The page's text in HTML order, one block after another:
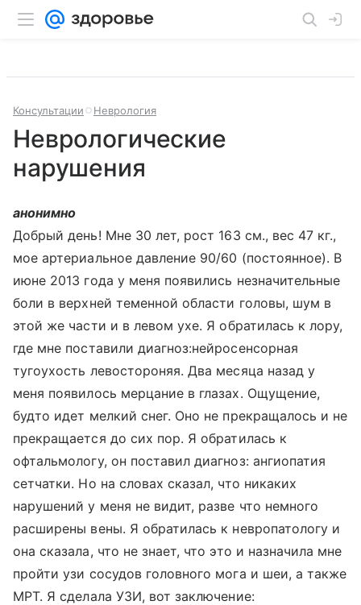
Консультации Неврология
Неврологические
нарушения
анонимно
Добрый день! Мне 30 лет, рост 163 см., вес 47 кг.,
мое артериальное давление 90/60 (постоянное). В
июне 2013 года у меня появились незначительные
боли в верхней теменной области головы, шум в
этой же части и в левом ухе. Я обратилась к лору,
где мне поставили диагноз:нейросенсорная
тугоухость левостороняя. Два месяца назад у
меня появилось мерцание в глазах. Ощущение,
будто идет мелкий снег. Оно не прекращалось и не
прекращается до сих пор. Я обратилась к
офтальмологу, он поставил диагноз: ангиопатия
сетчатки. Но на словах сказал, что никаких
нарушений у меня не видит, разве что немного
расширены вены. Я обратилась к невропатологу и
она сказала, что не знает, что это и назначила мне
пройти узи сосудов головного мога и шеи, а также
МРТ. Я сделала УЗИ, вот заключение: